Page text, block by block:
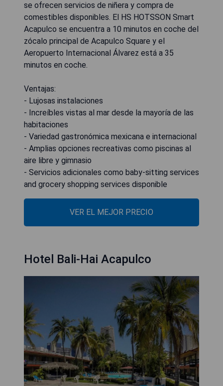
se ofrecen servicios de niñera y compra de
comestibles disponibles. El HS HOTSSON Smart
Acapulco se encuentra a 10 minutos en coche del
zócalo principal de Acapulco Square y el
Aeropuerto Internacional Álvarez está a 35
minutos en coche.
Ventajas:
- Lujosas instalaciones
- Increíbles vistas al mar desde la mayoría de las
habitaciones
- Variedad gastronómica mexicana e internacional
- Amplias opciones recreativas como piscinas al
aire libre y gimnasio
- Servicios adicionales como baby-sitting services
and grocery shopping services disponible
VER EL MEJOR PRECIO
Hotel Bali-Hai Acapulco